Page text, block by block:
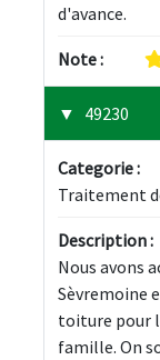
d'avance.
Note :
49230
Categorie :
Traitement
Description :
Nous avons
Sèvremoine
toiture pour
famille. On